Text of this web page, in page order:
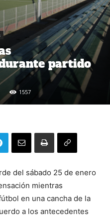
partido
1557
del sábado 25 de enero
mientras
en una cancha de la
a los antecedentes